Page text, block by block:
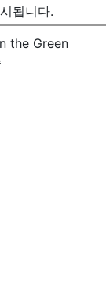
됩니다.
the Green